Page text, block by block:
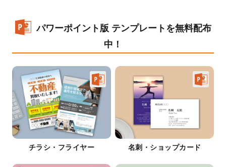
パワーポイント版 テンプレートを無料配布
中！
チラシ・フライヤー 名刺・ショップカード